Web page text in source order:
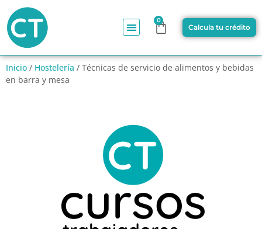
0
Calcula tu crédito
Inicio / Hostelería / Técnicas de servicio de alimentos y bebidas
en barra y mesa